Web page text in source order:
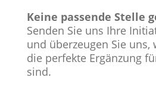
Keine passende Stelle
Senden Sie uns Ihre
und überzeugen Sie uns,
die perfekte Ergänzung
sind.